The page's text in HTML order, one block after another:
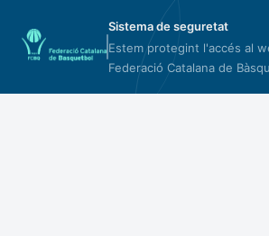
Sistema de seguretat
Estem protegint l'accés al
Federació Catalana de